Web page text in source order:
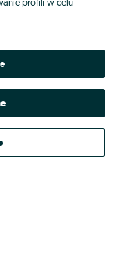
wskazanych powyżej,
aktualnym brzmieniu.